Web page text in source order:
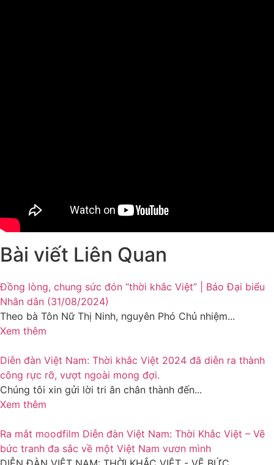
Bài viết Liên Quan
Đồng lòng, chung sức đón “thời khắc Việt” | Báo Đại biểu
Nhân dân (31/08/2024)
Theo bà Tôn Nữ Thị Ninh, nguyên Phó Chủ nhiệm...
Xem thêm
Diễn đàn Việt Nam: Thời khắc Việt 2024 đã diễn ra thành
công rực rỡ, vượt ngoài mong đợi.
Chúng tôi xin gửi lời tri ân chân thành đến...
Xem thêm
Ra mắt moodfilm Diễn đàn Việt Nam: Thời Khắc Việt – Vẽ
bức tranh đa sắc về một Việt Nam vươn mình